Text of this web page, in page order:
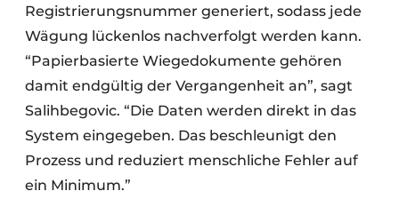
Registrierungsnummer generiert, sodass jede
Wägung lückenlos nachverfolgt werden kann.
“Papierbasierte Wiegedokumente gehören
damit endgültig der Vergangenheit an”, sagt
Salihbegovic. “Die Daten werden direkt in das
System eingegeben. Das beschleunigt den
Prozess und reduziert menschliche Fehler auf
ein Minimum.”